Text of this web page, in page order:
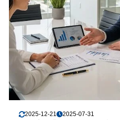
2025-12-21 2025-07-31